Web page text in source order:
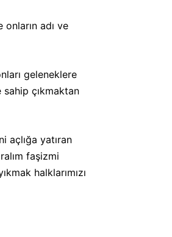
adı ve
geleneklere
çıkmaktan
açlığa yatıran
faşizmi
halklarımızı